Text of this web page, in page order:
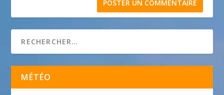
MÉTÉO